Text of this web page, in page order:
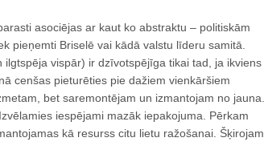
asociējas ar kaut ko abstraktu – politiskām
pieņemti Briselē vai kādā valstu līderu samitā.
vispār) ir dzīvotspējīga tikai tad, ja ikviens
cenšas pieturēties pie dažiem vienkāršiem
bet saremontējam un izmantojam no jauna.
iespējami mazāk iepakojuma. Pērkam
kā resurss citu lietu ražošanai. Šķirojam